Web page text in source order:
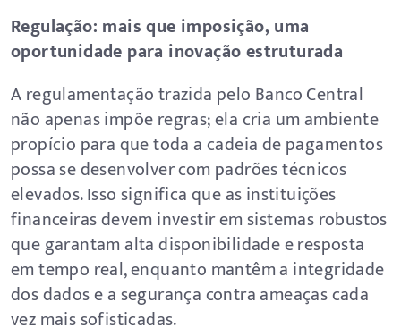
Regulação: mais que imposição, uma
oportunidade para inovação estruturada
A regulamentação trazida pelo Banco Central
não apenas impõe regras; ela cria um ambiente
propício para que toda a cadeia de pagamentos
possa se desenvolver com padrões técnicos
elevados. Isso significa que as instituições
financeiras devem investir em sistemas robustos
que garantam alta disponibilidade e resposta
em tempo real, enquanto mantêm a integridade
dos dados e a segurança contra ameaças cada
vez mais sofisticadas.